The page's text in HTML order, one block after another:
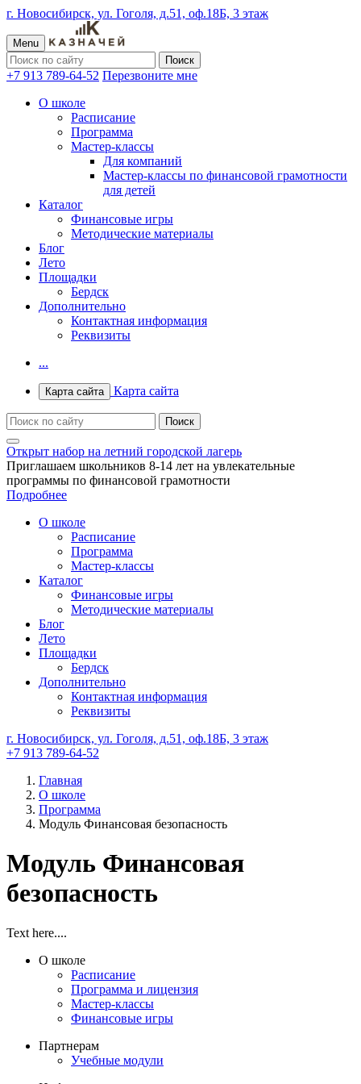
г. Новосибирск, ул. Гоголя, д.51, оф.18Б, 3 этаж
Menu
+7 913 789-64-52 Перезвоните мне
О школе
Расписание
Программа
Мастер-классы
Для компаний
Мастер-классы по финансовой грамотности
для детей
Каталог
Финансовые игры
Методические материалы
Блог
Лето
Площадки
Бердск
Дополнительно
Контактная информация
Реквизиты
...
Карта сайта Карта сайта
Открыт набор на летний городской лагерь
Приглашаем школьников 8-14 лет на увлекательные
программы по финансовой грамотности
Подробнее
О школе
Расписание
Программа
Мастер-классы
Каталог
Финансовые игры
Методические материалы
Блог
Лето
Площадки
Бердск
Дополнительно
Контактная информация
Реквизиты
г. Новосибирск, ул. Гоголя, д.51, оф.18Б, 3 этаж
+7 913 789-64-52
Главная
О школе
Программа
Модуль Финансовая безопасность
Модуль Финансовая
безопасность
Text here....
О школе
Расписание
Программа и лицензия
Мастер-классы
Финансовые игры
Партнерам
Учебные модули